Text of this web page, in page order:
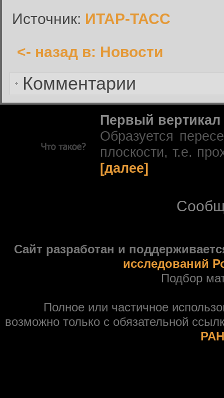
Источник: ИТАР-ТАСС
<- назад в: Новости
Комментарии
Вернуться к форме входа в
Первый вертикал
Образуется
плоскости, т.е.
[далее]
Сайт разработан и
исследований
Подбор
Полное или частичное
возможно только с обязательной